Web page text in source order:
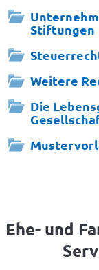
Stiftungen
Weitere
Die
Ehe- und